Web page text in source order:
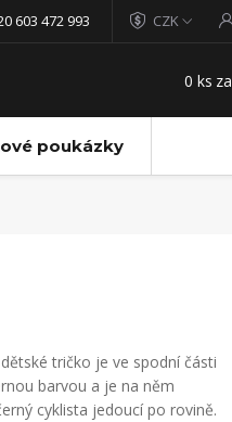
CZK
603 472 993
0 ks za
poukázky
tričko je ve spodní části
barvou a je na něm
cyklista jedoucí po rovině.